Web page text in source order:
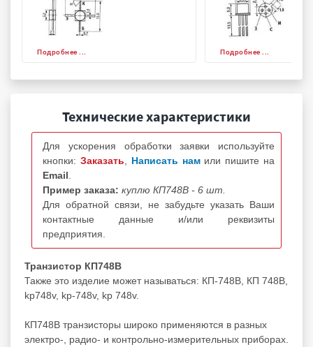
Подробнее ... Подробнее ...
Технические характеристики
Для ускорения обработки заявки используйте
кнопки: Заказать Написать нам или пишите на
Email
Пример заказа: куплю КП748В - 6 шт.
Для обратной связи, не забудьте указать Ваши
контактные данные и/или реквизиты
предприятия.
Транзистор КП748В
Также это изделие может называться: КП-748В, КП 748В,
kp748v, kp-748v, kp 748v.
КП748В транзисторы широко применяются в разных
электро-, радио- и контрольно-измерительных приборах.